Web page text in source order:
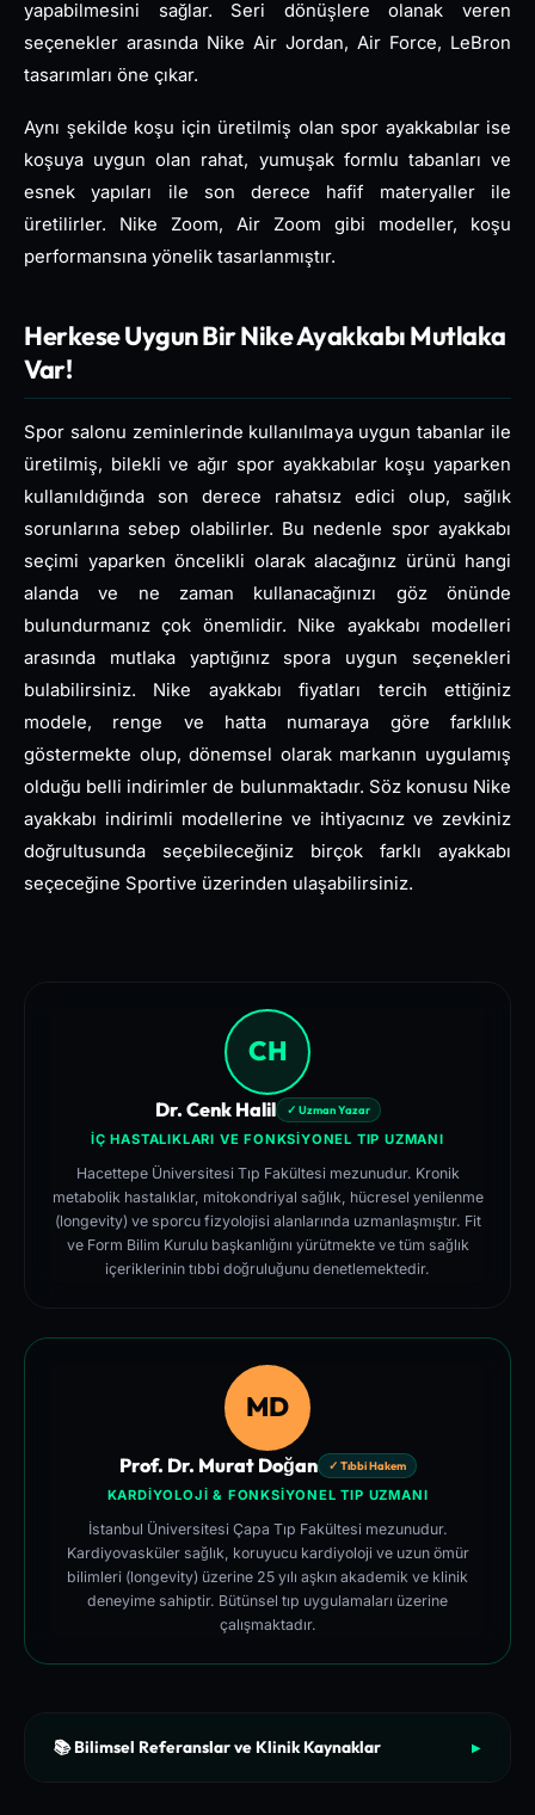
yapabilmesini sağlar. Seri dönüşlere olanak veren
seçenekler arasında Nike Air Jordan, Air Force, LeBron
tasarımları öne çıkar.
Aynı şekilde koşu için üretilmiş olan spor ayakkabılar ise
koşuya uygun olan rahat, yumuşak formlu tabanları ve
esnek yapıları ile son derece hafif materyaller ile
üretilirler. Nike Zoom, Air Zoom gibi modeller, koşu
performansına yönelik tasarlanmıştır.
Herkese Uygun Bir Nike Ayakkabı Mutlaka
Var!
Spor salonu zeminlerinde kullanılmaya uygun tabanlar ile
üretilmiş, bilekli ve ağır spor ayakkabılar koşu yaparken
kullanıldığında son derece rahatsız edici olup, sağlık
sorunlarına sebep olabilirler. Bu nedenle spor ayakkabı
seçimi yaparken öncelikli olarak alacağınız ürünü hangi
alanda ve ne zaman kullanacağınızı göz önünde
bulundurmanız çok önemlidir. Nike ayakkabı modelleri
arasında mutlaka yaptığınız spora uygun seçenekleri
bulabilirsiniz. Nike ayakkabı fiyatları tercih ettiğiniz
modele, renge ve hatta numaraya göre farklılık
göstermekte olup, dönemsel olarak markanın uygulamış
olduğu belli indirimler de bulunmaktadır. Söz konusu Nike
ayakkabı indirimli modellerine ve ihtiyacınız ve zevkiniz
doğrultusunda seçebileceğiniz birçok farklı ayakkabı
seçeceğine Sportive üzerinden ulaşabilirsiniz.
CH
Dr. Cenk Halil ✓ Uzman Yazar
İÇ HASTALIKLARI VE FONKSIYONEL TIP UZMANI
Hacettepe Üniversitesi Tıp Fakültesi mezunudur. Kronik
metabolik hastalıklar, mitokondriyal sağlık, hücresel yenilenme
(longevity) ve sporcu fizyolojisi alanlarında uzmanlaşmıştır. Fit
ve Form Bilim Kurulu başkanlığını yürütmekte ve tüm sağlık
içeriklerinin tıbbi doğruluğunu denetlemektedir.
MD
Prof. Dr. Murat Doğan ✓ Tıbbi Hakem
KARDIYOLOJI & FONKSIYONEL TIP UZMANI
İstanbul Üniversitesi Çapa Tıp Fakültesi mezunudur.
Kardiyovasküler sağlık, koruyucu kardiyoloji ve uzun ömür
bilimleri (longevity) üzerine 25 yılı aşkın akademik ve klinik
deneyime sahiptir. Bütünsel tıp uygulamaları üzerine
çalışmaktadır.
📚 Bilimsel Referanslar ve Klinik Kaynaklar ▶